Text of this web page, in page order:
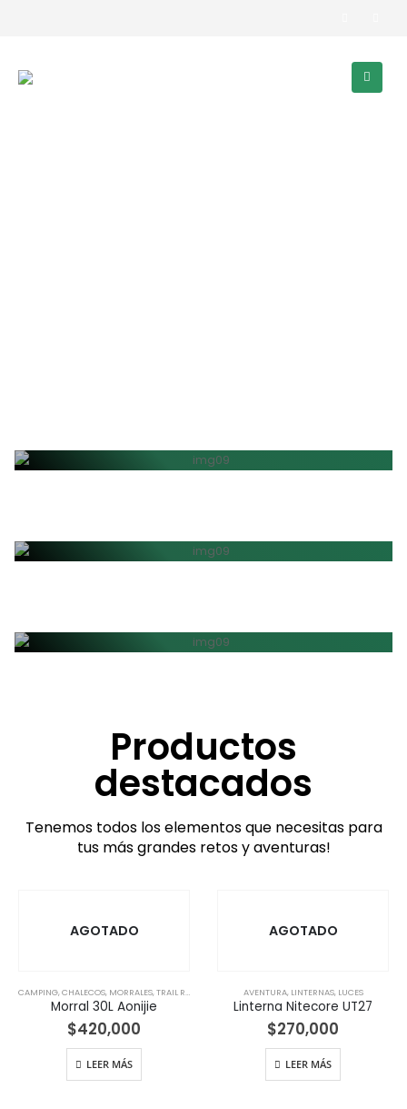
Camping
Trail Running
Aventura
Productos
destacados
Tenemos todos los elementos que necesitas para
tus más grandes retos y aventuras!
AGOTADO
CAMPING,CHALECOS, MORRALES,TRAIL RUNNING
Morral 30L Aonijie
$420,000
LEER MÁS
AGOTADO
AVENTURA, LINTERNAS, LUCES
Linterna Nitecore UT27
$270,000
LEER MÁS